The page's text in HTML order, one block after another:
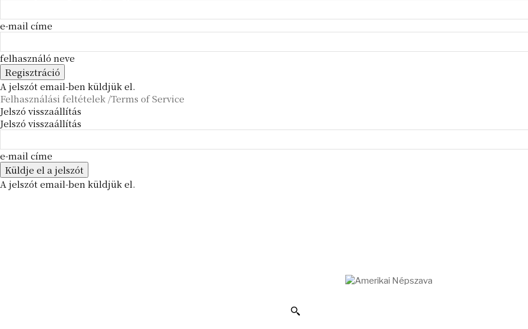
e-mail címe
felhasználó neve
A jelszót email-ben küldjük el.
Felhasználási feltételek /Terms of Service
Jelszó visszaállítás
Jelszó visszaállítás
e-mail címe
A jelszót email-ben küldjük el.